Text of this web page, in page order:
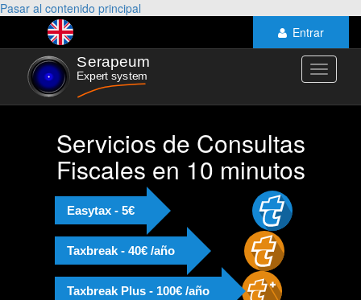
Pasar al contenido principal
Entrar
Toggle
Servicios de Consultas
Fiscales en 10 minutos
Easytax - 5€
Taxbreak - 40€ /año
Taxbreak Plus - 100€ /año